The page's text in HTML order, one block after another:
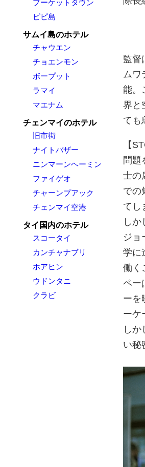
プーケットタウン
ピピ島
サムイ島のホテル
チャウエン
チョエンモン
ボープット
ラマイ
マエナム
チェンマイのホテル
旧市街
ナイトバザー
ニンマーンヘーミン
ファイゲオ
チャーンプアック
チェンマイ空港
タイ国内のホテル
スコータイ
カンチャナブリ
ホアヒン
ウドンタニ
クラビ
監督
ムワ
能。
界と
ても
【
問題
士の
での
てし
しか
ジョ
学に
働く
ペー
ーを
ーケ
し
い秘